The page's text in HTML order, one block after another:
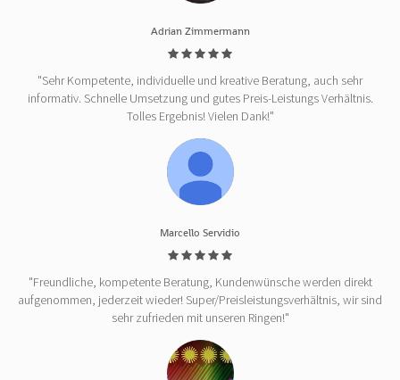
Adrian Zimmermann
"Sehr Kompetente, individuelle und kreative Beratung, auch sehr
informativ. Schnelle Umsetzung und gutes Preis-Leistungs Verhältnis.
Tolles Ergebnis! Vielen Dank!"
Marcello Servidio
"Freundliche, kompetente Beratung, Kundenwünsche werden direkt
aufgenommen, jederzeit wieder! Super/Preisleistungsverhältnis, wir sind
sehr zufrieden mit unseren Ringen!"